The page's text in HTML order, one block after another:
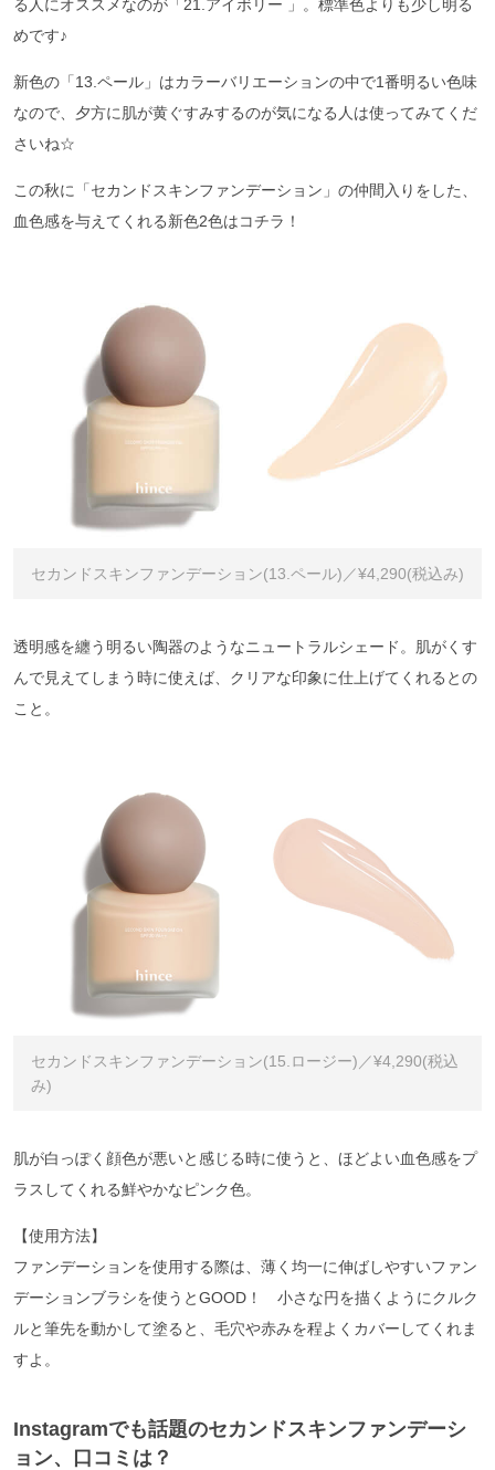
る人にオススメなのが「21.アイボリー 」。標準色よりも少し明る
めです♪
新色の「13.ペール」はカラーバリエーションの中で1番明るい色味
なので、夕方に肌が黄ぐすみするのが気になる人は使ってみてくだ
さいね☆
この秋に「セカンドスキンファンデーション」の仲間入りをした、
血色感を与えてくれる新色2色はコチラ！
セカンドスキンファンデーション(13.ペール)／¥4,290(税込み)
透明感を纏う明るい陶器のようなニュートラルシェード。肌がくす
んで見えてしまう時に使えば、クリアな印象に仕上げてくれるとの
こと。
セカンドスキンファンデーション(15.ロージー)／¥4,290(税込
み)
肌が白っぽく顔色が悪いと感じる時に使うと、ほどよい血色感をプ
ラスしてくれる鮮やかなピンク色。
【使用方法】
ファンデーションを使用する際は、薄く均一に伸ばしやすいファン
デーションブラシを使うとGOOD！ 小さな円を描くようにクルク
ルと筆先を動かして塗ると、毛穴や赤みを程よくカバーしてくれま
すよ。
Instagramでも話題のセカンドスキンファンデーシ
ョン、口コミは？